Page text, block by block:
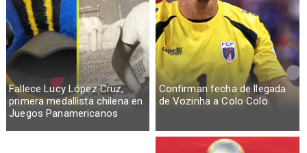
Fallece Lucy López Cruz,
primera medallista chilena en
Juegos Panamericanos
Confirman fecha de llegada
de Vozinha a Colo Colo